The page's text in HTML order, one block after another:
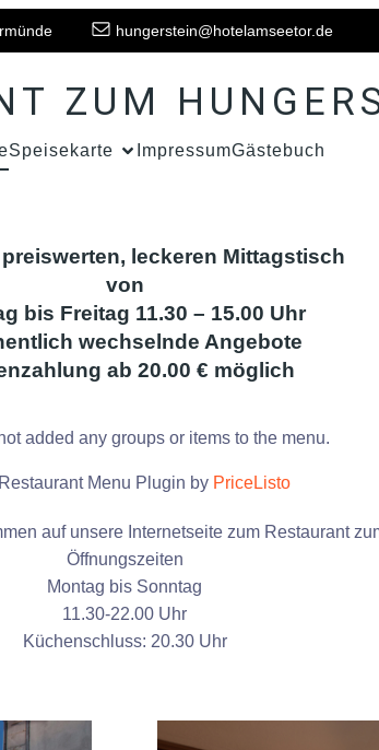
hungerstein@hotelamseetor.de
ZUM
Speisekarte ImpressumGästebuch
leckeren Mittagstisch
von
bis Freitag 11.30 – 15.00 Uhr
wechselnde Angebote
ab 20.00 € möglich
added any groups or items to the menu.
Menu Plugin by PriceListo
auf unsere Internetseite zum Restaurant
Öffnungszeiten
Montag bis Sonntag
11.30-22.00 Uhr
Küchenschluss: 20.30 Uhr